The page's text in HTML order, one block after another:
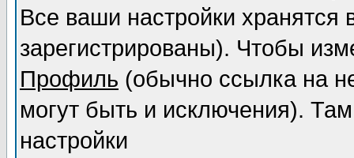
Все ваши настройки
зарегистрированы). Чтобы
Профиль (обычно ссылка на
могут быть и исключения).
настройки